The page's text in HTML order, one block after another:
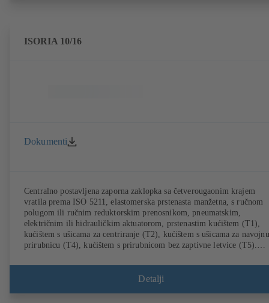
ISORIA 10/16
Dokumenti
Centralno postavljena zaporna zaklopka sa četverougaonim krajem
vratila prema ISO 5211, elastomerska prstenasta manžetna, s ručnom
polugom ili ručnim reduktorskim prenosnikom, pneumatskim,
električnim ili hidrauličkim aktuatorom, prstenastim kućištem (T1),
kućištem s ušicama za centriranje (T2), kućištem s ušicama za navojnu
prirubnicu (T4), kućištem s prirubnicom bez zaptivne letvice (T5).
i ugradnju u svojstvu završne armature s kontraprirubnicom.
Detalji